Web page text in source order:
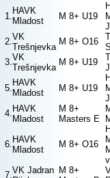
1.
HAVK
Mladost
M 8+ U19
2.VK
Trešnjevka
M 8+ O16
3.VK
Trešnjevka
M 8+ U19
5.
HAVK
Mladost
M 8+ U19
4. HAVK
Mladost
M 8+
Masters E
6. HAVK
Mladost
M 8+ O16
7.VK Jadran M 8+